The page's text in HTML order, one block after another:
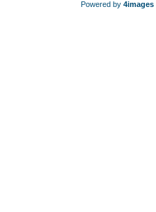
Powered by 4images